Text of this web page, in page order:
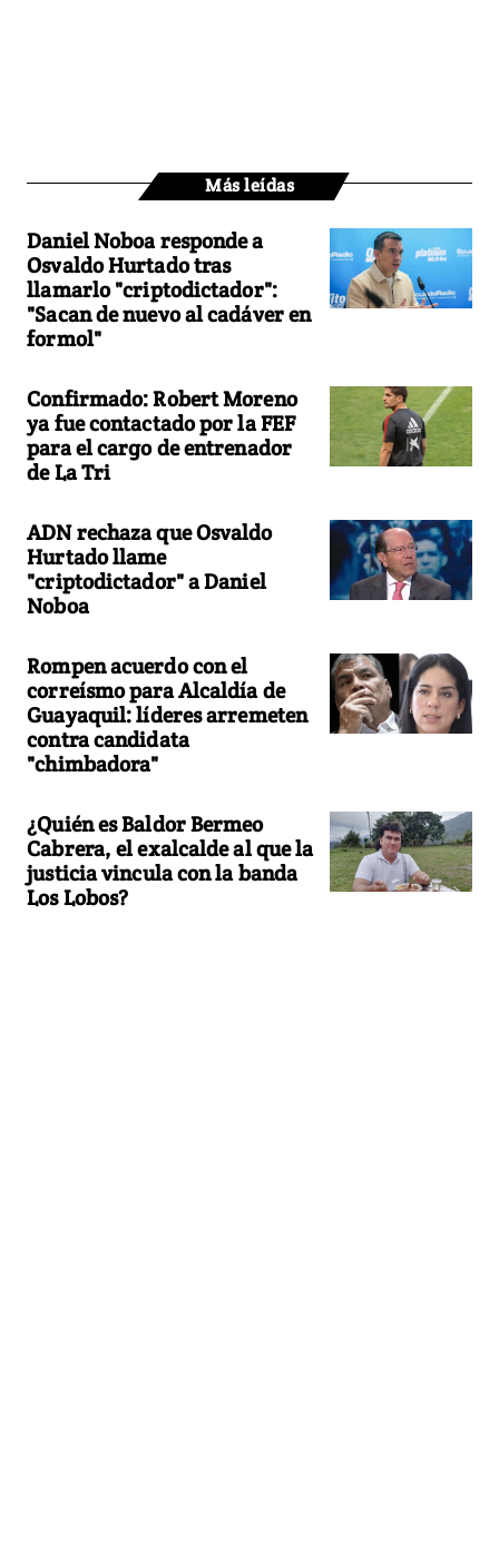
Más leídas
Daniel Noboa responde a
Osvaldo Hurtado tras
llamarlo "criptodictador":
"Sacan de nuevo al cadáver en
formol"
Confirmado: Robert Moreno
ya fue contactado por la FEF
para el cargo de entrenador
de La Tri
ADN rechaza que Osvaldo
Hurtado llame
"criptodictador" a Daniel
Noboa
Rompen acuerdo con el
correísmo para Alcaldía de
Guayaquil: líderes arremeten
contra candidata
"chimbadora"
¿Quién es Baldor Bermeo
Cabrera, el exalcalde al que la
justicia vincula con la banda
Los Lobos?